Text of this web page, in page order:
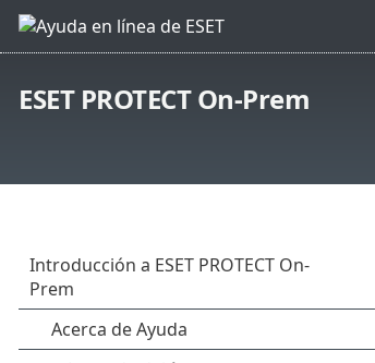
ESET PROTECT On-Prem